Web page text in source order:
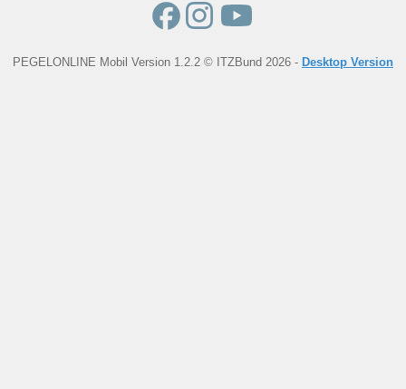
PEGELONLINE Mobil Version 1.2.2 © ITZBund 2026 - Desktop Version